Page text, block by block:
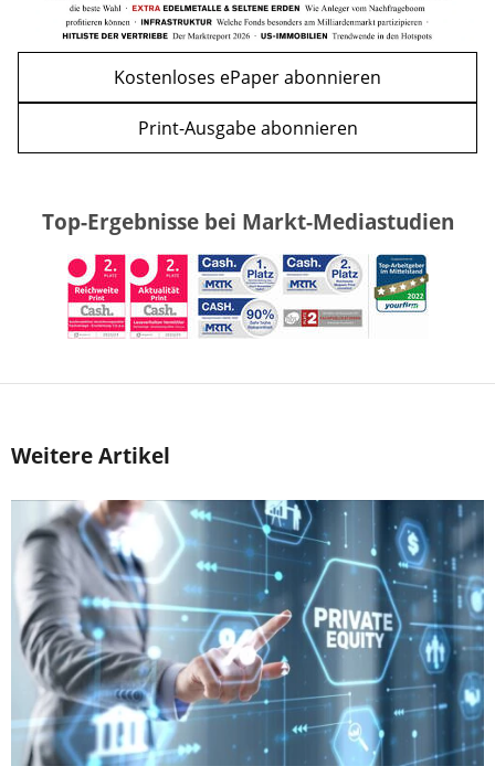
Kostenloses ePaper abonnieren
Print-Ausgabe abonnieren
Top-Ergebnisse bei Markt-Mediastudien
Weitere Artikel